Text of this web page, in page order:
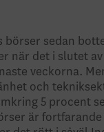
sedan
när det i slutet
veckorna.
och
5 procent
är fortfarande